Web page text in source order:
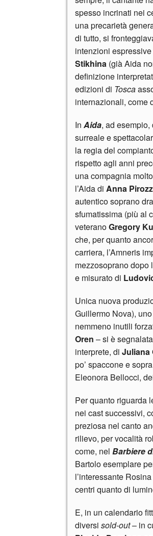
spesso incrinati nei
una precarietà
di tutto, si
intenzioni
Stikhina (già Aida
definizione
edizioni di Tosca
internazionali, come
In Aida, ad
surreale e
la regia del
rispetto agli anni
una compagnia
l’Aida di Anna
autentico soprano
sfumatissima (più al
veteranoGregory
che, per quanto
carriera, l’Amneris
mezzosoprano dopo
e misurato di
Unica nuova
Guillermo Nova),
nemmeno inutili
Oren – si è
interprete, di Juliana
po’ spaccone e
Eleonora Bellocci,
Per quanto riguarda
nei cast successivi,
preziosa nel canto
rilievo, per vocalità
come, nel Barbiere
Bartolo esemplare
l’interessante
centri quanto di
E, in un calendario
diversi sold-out– in